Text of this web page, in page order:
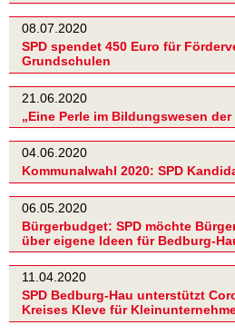
08.07.2020
SPD spendet 450 Euro für
Grundschulen
21.06.2020
„Eine Perle im Bildungswesen der
04.06.2020
Kommunalwahl 2020: SPD
06.05.2020
Bürgerbudget: SPD möchte
über eigene Ideen für Bedburg-
11.04.2020
SPD Bedburg-Hau unterstützt
Kreises Kleve für